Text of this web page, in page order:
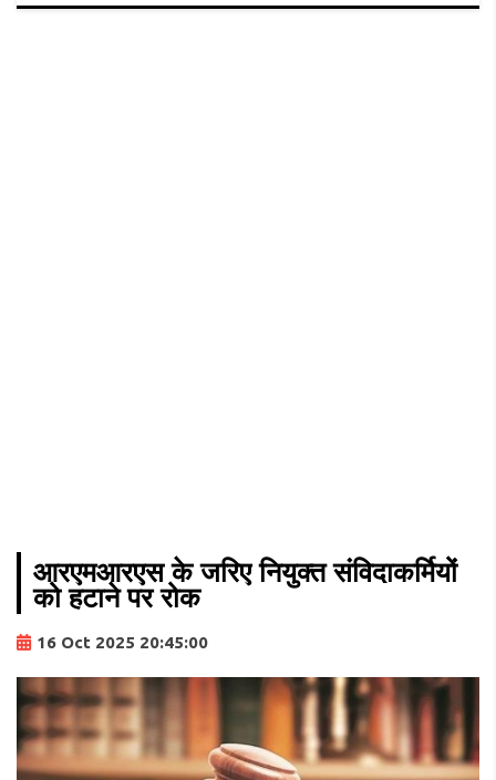
आरएमआरएस के जरिए नियुक्त संविदाकर्मियों
को हटाने पर रोक
16 Oct 2025 20:45:00